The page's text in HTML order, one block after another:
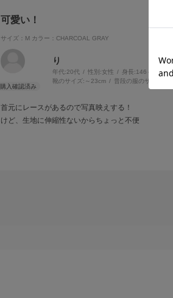
可愛い！
サイズ：M カラー：CHARCOAL GRAY
り
年代:20代 性別:女性 身長:146～150cm
靴のサイズ: ～23cm 普段の服のサイズ:
首元にレースがあるので写真映えする！
けど、生地に伸縮性ないからちょっと不便